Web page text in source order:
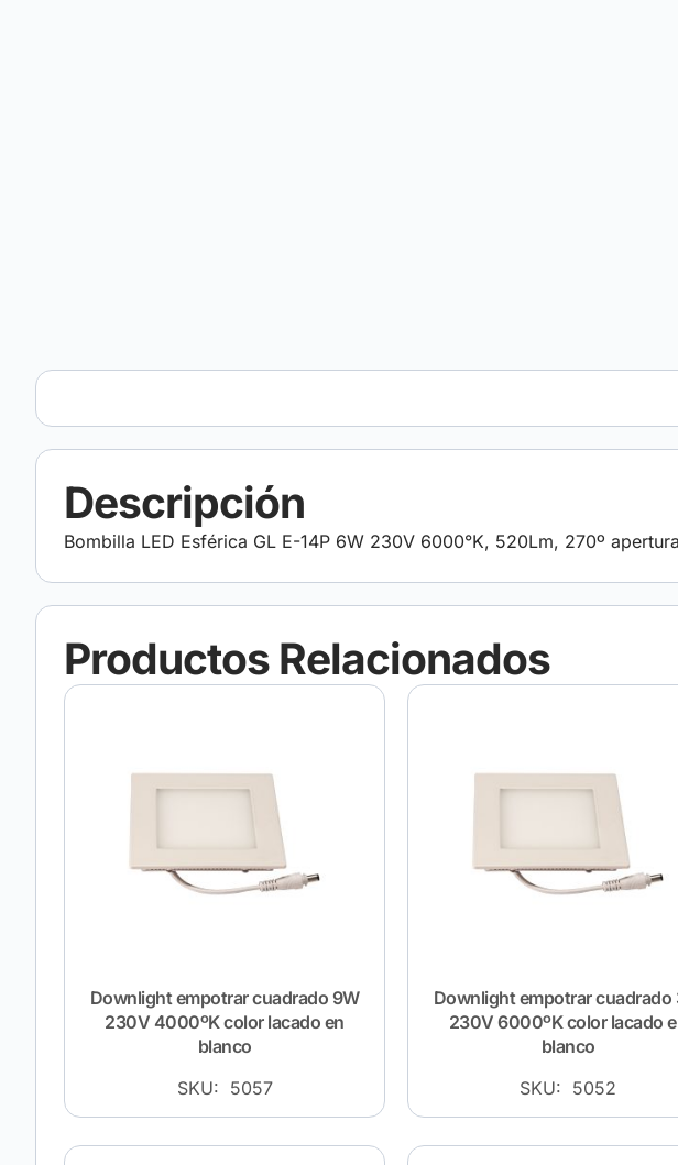
Descripción
Bombilla LED Esférica GL E-14P 6W 230V 6000°K, 520Lm, 270º
Productos Relacionados
Downlight empotrar cuadrado 9W
230V 4000ºK color lacado en
blanco
SKU: 5057
Downlight empotrar cuadrado
230V 6000ºK color lacado
blanco
SKU: 5052